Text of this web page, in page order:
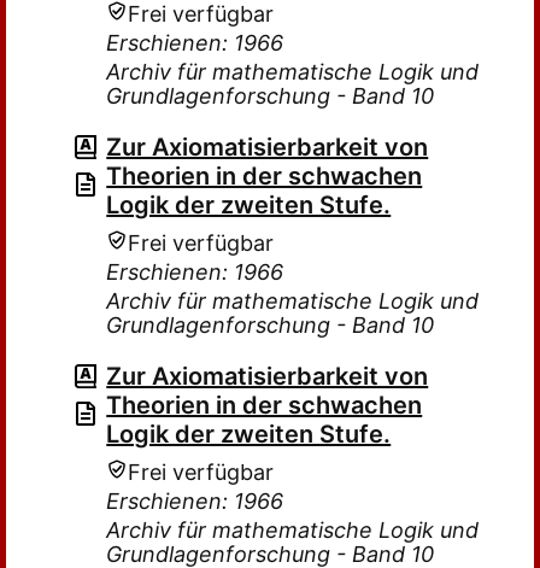
Frei verfügbar
Erschienen: 1966
Archiv für mathematische Logik und
Grundlagenforschung - Band 10
Zur Axiomatisierbarkeit von
Theorien in der schwachen
Logik der zweiten Stufe.
Frei verfügbar
Erschienen: 1966
Archiv für mathematische Logik und
Grundlagenforschung - Band 10
Zur Axiomatisierbarkeit von
Theorien in der schwachen
Logik der zweiten Stufe.
Frei verfügbar
Erschienen: 1966
Archiv für mathematische Logik und
Grundlagenforschung - Band 10